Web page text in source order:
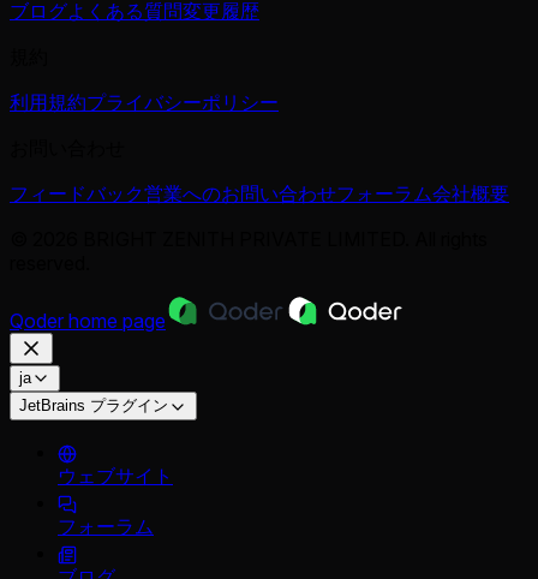
ブログよくある質問変更履歴
利用規約プライバシーポリシー
フィードバック営業へのお問い合わせフォーラム会社概要
Qoder home page
ja
JetBrains プラグイン
ウェブサイト
フォーラム